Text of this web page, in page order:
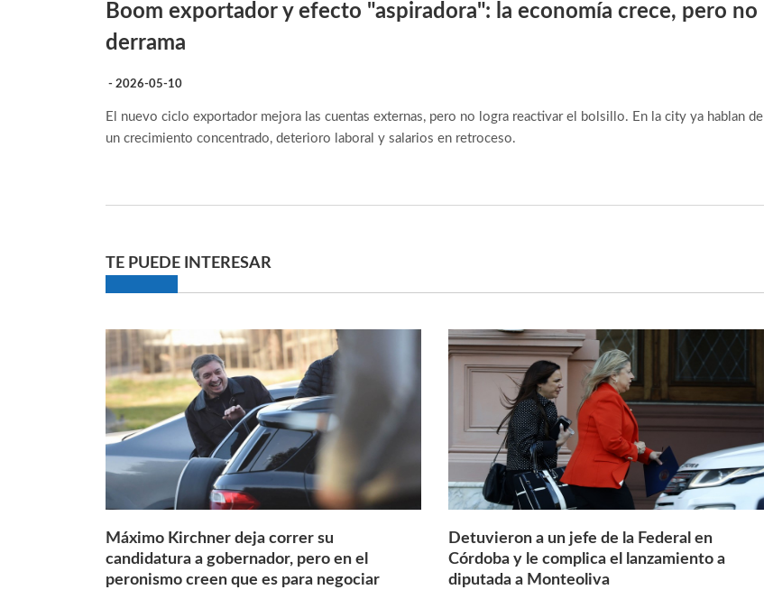
Boom exportador y efecto "aspiradora": la economía crece, pero no
derrama
- 2026-05-10
El nuevo ciclo exportador mejora las cuentas externas, pero no logra reactivar el bolsillo. En la city ya hablan de
un crecimiento concentrado, deterioro laboral y salarios en retroceso.
TE PUEDE INTERESAR
Máximo Kirchner deja correr su
candidatura a gobernador, pero en el
peronismo creen que es para negociar
Detuvieron a un jefe de la Federal en
Córdoba y le complica el lanzamiento a
diputada a Monteoliva